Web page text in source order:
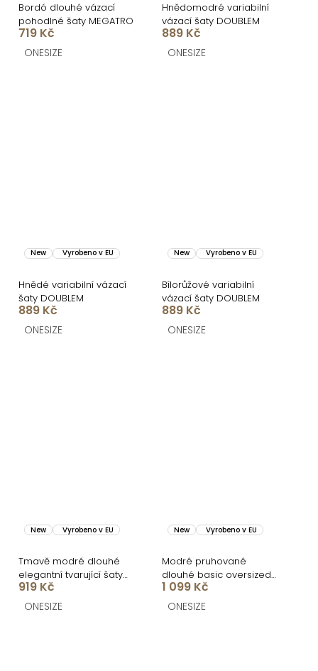
Bordó dlouhé vázací
pohodlné šaty MEGATRO
719 Kč
ONESIZE
Hnědomodré variabilní
vázací šaty DOUBLEM
889 Kč
ONESIZE
New Vyrobeno v EU
Hnědé variabilní vázací
šaty DOUBLEM
889 Kč
ONESIZE
New Vyrobeno v EU
Bílorůžové variabilní
vázací šaty DOUBLEM
889 Kč
ONESIZE
New Vyrobeno v EU
Tmavě modré dlouhé
elegantní tvarující šaty
DOROTA
919 Kč
ONESIZE
New Vyrobeno v EU
Modré pruhované
dlouhé basic oversized
bavlněné košilové šaty
FLARETA
1 099 Kč
ONESIZE